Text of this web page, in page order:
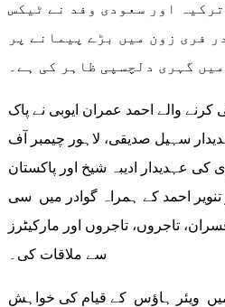
اور سعودی وفد نے ٹیکس
فری زون میں بڑے پیمانے پر
گہری دلچسپی ظاہر کی ہے۔
والے احمد عمران ایوبی نے پاک
سہیل صدیقی، لاہور چیمبر آف
کی عہدیدار ادیبہ شیخ اور پاکستان
احمد کے ہمراہ گوادر میں سی
تاجروں، تاجروں اور مارکیٹرز
ویئر ہاؤس کے قیام کی خواہش